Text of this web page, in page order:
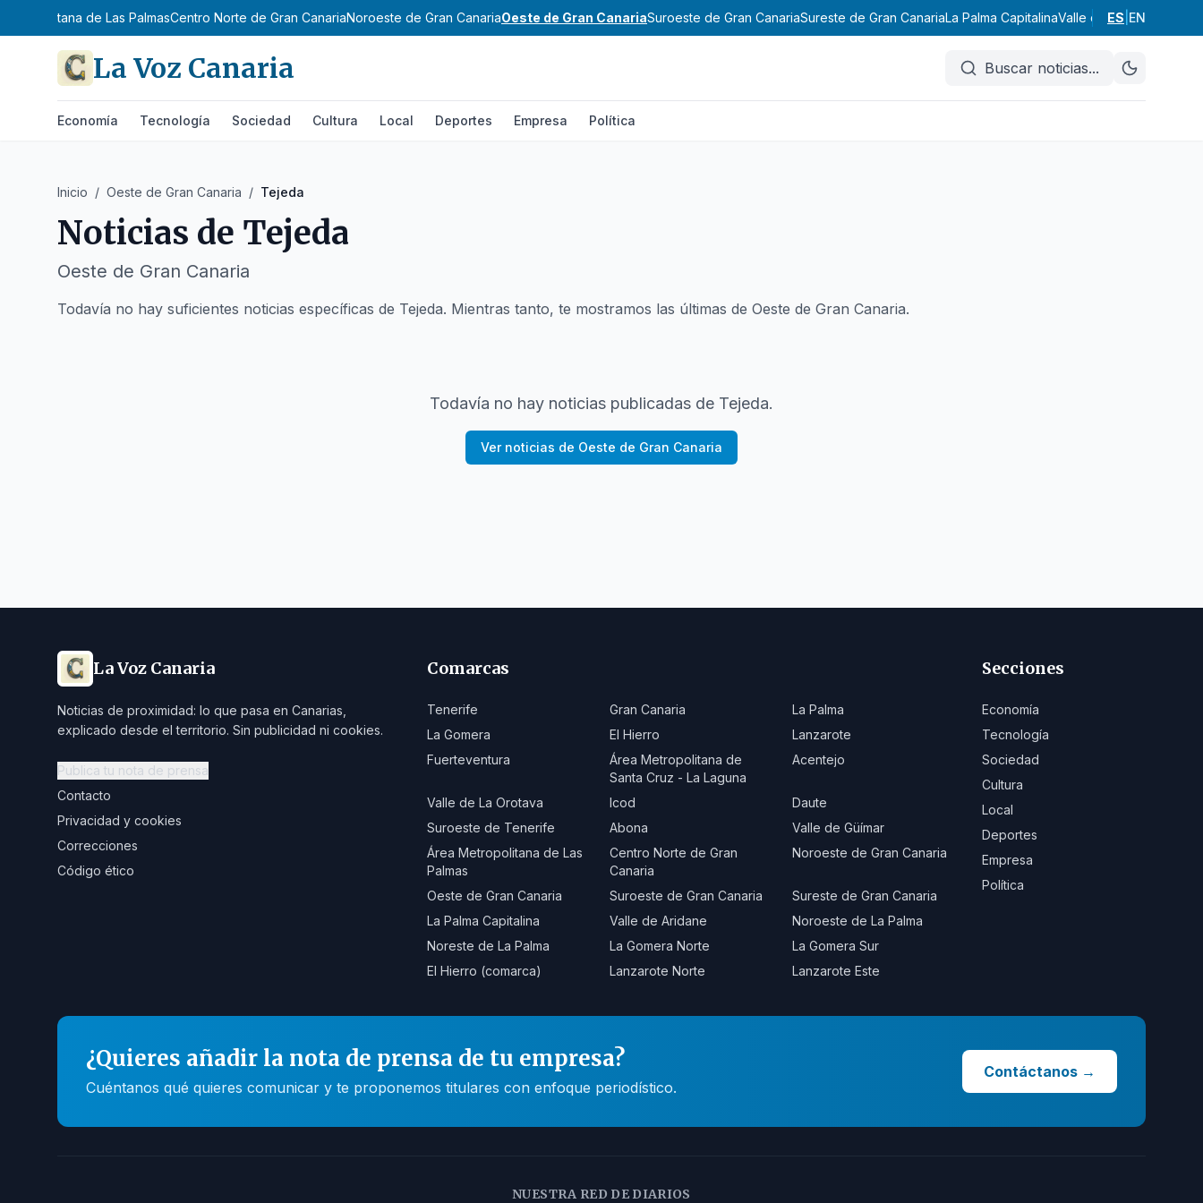
de Las PalmasCentro Norte de Gran CanariaNoroeste de Gran CanariaOeste de Gran CanariaSuroeste de Gran CanariaSureste de Gran CanariaLa Palma CapitalinaValle de Aridane
ES EN
La Voz Canaria Buscar noticias...
Economía Tecnología Sociedad Cultura Local Deportes Empresa Política
Inicio / Oeste de Gran Canaria / Tejeda
Noticias de Tejeda
Oeste de Gran Canaria
Todavía no hay suficientes noticias específicas de Tejeda. Mientras tanto, te mostramos las últimas de Oeste de Gran Canaria.
Todavía no hay noticias publicadas de Tejeda.
Ver noticias de Oeste de Gran Canaria
La Voz Canaria
Noticias de proximidad: lo que pasa en Canarias,
explicado desde el territorio. Sin publicidad ni cookies.
Publica tu nota de prensa
Contacto
Privacidad y cookies
Correcciones
Código ético
Comarcas
Tenerife Gran Canaria
La Palma
La Gomera
El Hierro
Lanzarote
Fuerteventura
Área Metropolitana de
Santa Cruz - La Laguna
Acentejo
Valle de La Orotava Icod
Daute
Suroeste de Tenerife
Abona
Valle de Güímar
Área Metropolitana de Las
Palmas
Centro Norte de Gran
Canaria
Noroeste de Gran Canaria
Oeste de Gran Canaria Suroeste de Gran Canaria
Sureste de Gran Canaria
La Palma Capitalina
Valle de Aridane
Noroeste de La Palma
Noreste de La Palma
La Gomera Norte
La Gomera Sur
El Hierro (comarca)
Lanzarote Norte Lanzarote Este
Secciones
Economía
Tecnología
Sociedad
Cultura
Local
Deportes
Empresa
Política
¿Quieres añadir la nota de prensa de tu empresa?
Cuéntanos qué quieres comunicar y te proponemos titulares con enfoque periodístico.
Contáctanos →
NUESTRA RED DE DIARIOS